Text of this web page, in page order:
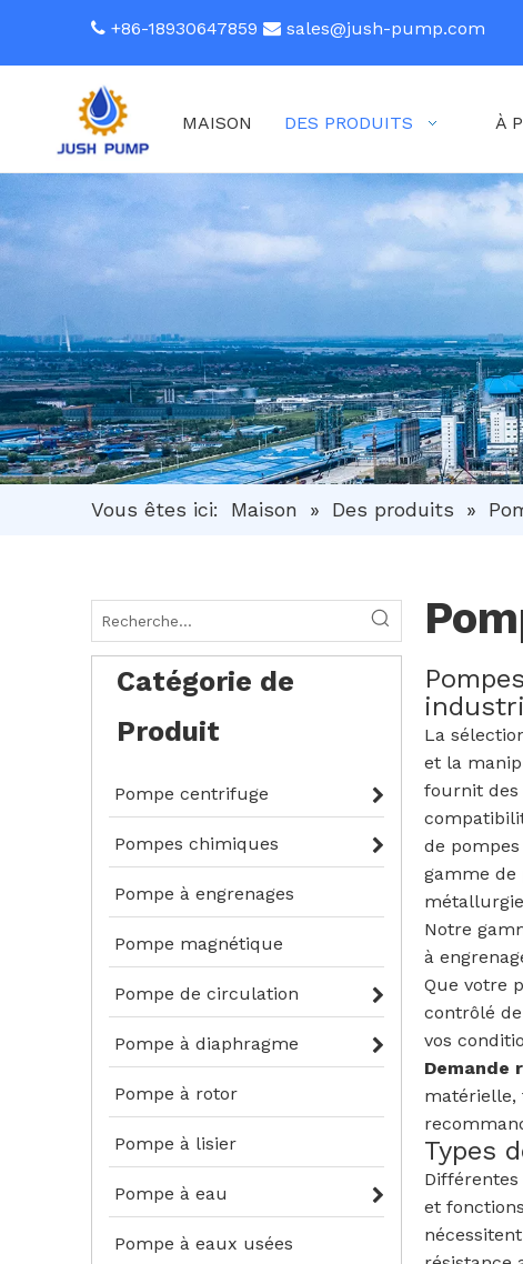
 +86-18930647859  sales@jush-pump.com
MAISON DES PRODUITS À
Vous êtes ici: Maison » Des produits »
Catégorie de
Produit
Pompe centrifuge
Pompes chimiques
Pompe à engrenages
Pompe magnétique
Pompe de circulation
Pompe à diaphragme
Pompe à rotor
Pompe à lisier
Pompe à eau
Pompe à eaux usées
La
et la
fournit des
de
gamme de
Notre
à
Que votre
contrôlé
vos
Demande
matérielle,
Types
et